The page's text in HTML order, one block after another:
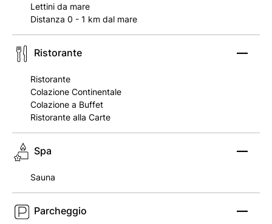
Lettini da mare
Distanza 0 - 1 km dal mare
Ristorante
Ristorante
Colazione Continentale
Colazione a Buffet
Ristorante alla Carte
Spa
Sauna
Parcheggio